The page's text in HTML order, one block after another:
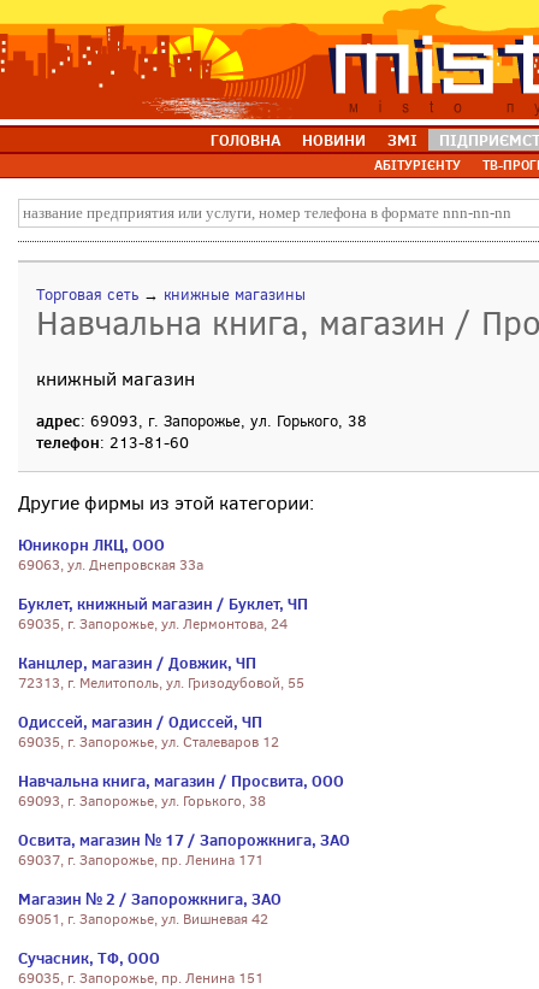
ГОЛОВНА НОВИНИ ЗМІ
АБІТУРІЄНТУ ТВ-
Торговая сеть → книжные магазины
Навчальна книга, магазин /
книжный магазин
адрес: 69093, г. Запорожье, ул. Горького, 38
телефон: 213-81-60
Другие фирмы из этой категории:
Юникорн ЛКЦ, ООО
69063, ул. Днепровская 33а
Буклет, книжный магазин / Буклет, ЧП
69035, г. Запорожье, ул. Лермонтова, 24
Канцлер, магазин / Довжик, ЧП
72313, г. Мелитополь, ул. Гризодубовой, 55
Одиссей, магазин / Одиссей, ЧП
69035, г. Запорожье, ул. Сталеваров 12
Навчальна книга, магазин / Просвита, ООО
69093, г. Запорожье, ул. Горького, 38
Освита, магазин № 17 / Запорожкнига, ЗАО
69037, г. Запорожье, пр. Ленина 171
Магазин № 2 / Запорожкнига, ЗАО
69051, г. Запорожье, ул. Вишневая 42
Сучасник, ТФ, ООО
69035, г. Запорожье, пр. Ленина 151